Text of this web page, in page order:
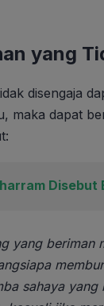
yang
disengaja
maka dapat
Disebut
yang
sahaya